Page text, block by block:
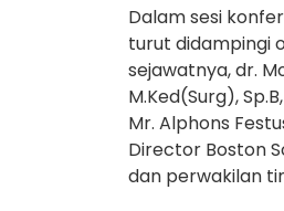
Dalam sesi
turut didampingi
sejawatnya, dr.
M.Ked(Surg),
Mr. Alphons
Director Boston
dan perwakilan